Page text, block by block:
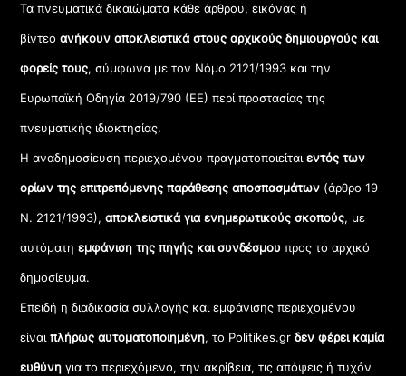
Τα πνευματικά δικαιώματα κάθε άρθρου, εικόνας ή
βίντεοανήκουν αποκλειστικά στους αρχικούς δημιουργούς και
φορείς τους, σύμφωνα με τον Νόμο 2121/1993 και την
Ευρωπαϊκή Οδηγία 2019/790 (ΕΕ) περί προστασίας της
πνευματικής ιδιοκτησίας.
Η αναδημοσίευση περιεχομένου πραγματοποιείταιεντός των
ορίων της επιτρεπόμενης παράθεσης αποσπασμάτων (άρθρο 19
Ν. 2121/1993), αποκλειστικά για ενημερωτικούς σκοπούς, με
αυτόματηεμφάνιση της πηγής και συνδέσμου προς το αρχικό
δημοσίευμα.
Επειδή η διαδικασία συλλογής και εμφάνισης περιεχομένου
είναιπλήρως αυτοματοποιημένη, το Politikes.grδεν φέρει καμία
ευθύνη για το περιεχόμενο, την ακρίβεια, τις απόψεις ή τυχόν